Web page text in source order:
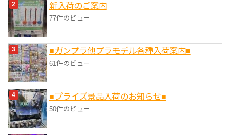
新入荷のご案内
77件のビュー
■ガンプラ他プラモデル各種入荷案内■
61件のビュー
■プライズ景品入荷のお知らせ■
50件のビュー